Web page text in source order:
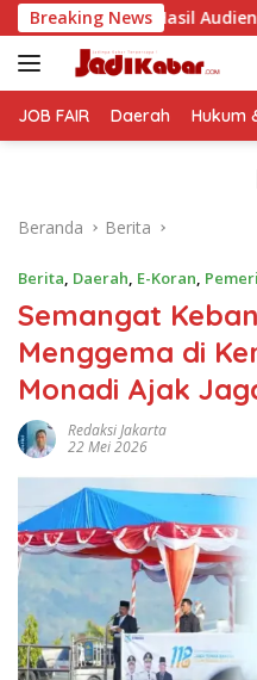
Langsung
ke
konten
Breaking NewsDJP Jawa
JOB FAIR Daerah Hukum
Beranda Berita
Berita, Daerah, E-Koran,
Semangat
Menggema di
Monadi Ajak
Redaksi Jakarta
22 Mei 2026